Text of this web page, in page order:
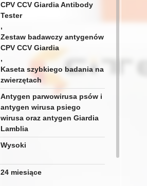
CPV CCV Giardia Antibody
Tester
,
Zestaw badawczy antygenów
CPV CCV Giardia
,
Kaseta szybkiego badania na
zwierzętach
Antygen parwowirusa psów i
antygen wirusa psiego
wirusa oraz antygen Giardia
Lamblia
Wysoki
24 miesiące